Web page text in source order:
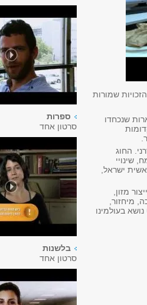
ספרות
סרטון אחד
בלשנות
סרטון אחד
שמורות
שנכחדו
החוג
שינויי
ישראל,
מזון,
מיחזור,
בעולמינו